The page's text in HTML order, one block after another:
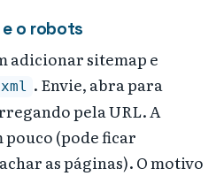
o robots
adicionar sitemap e
. Envie, abra para
pela URL. A
(pode ficar
as páginas). O motivo